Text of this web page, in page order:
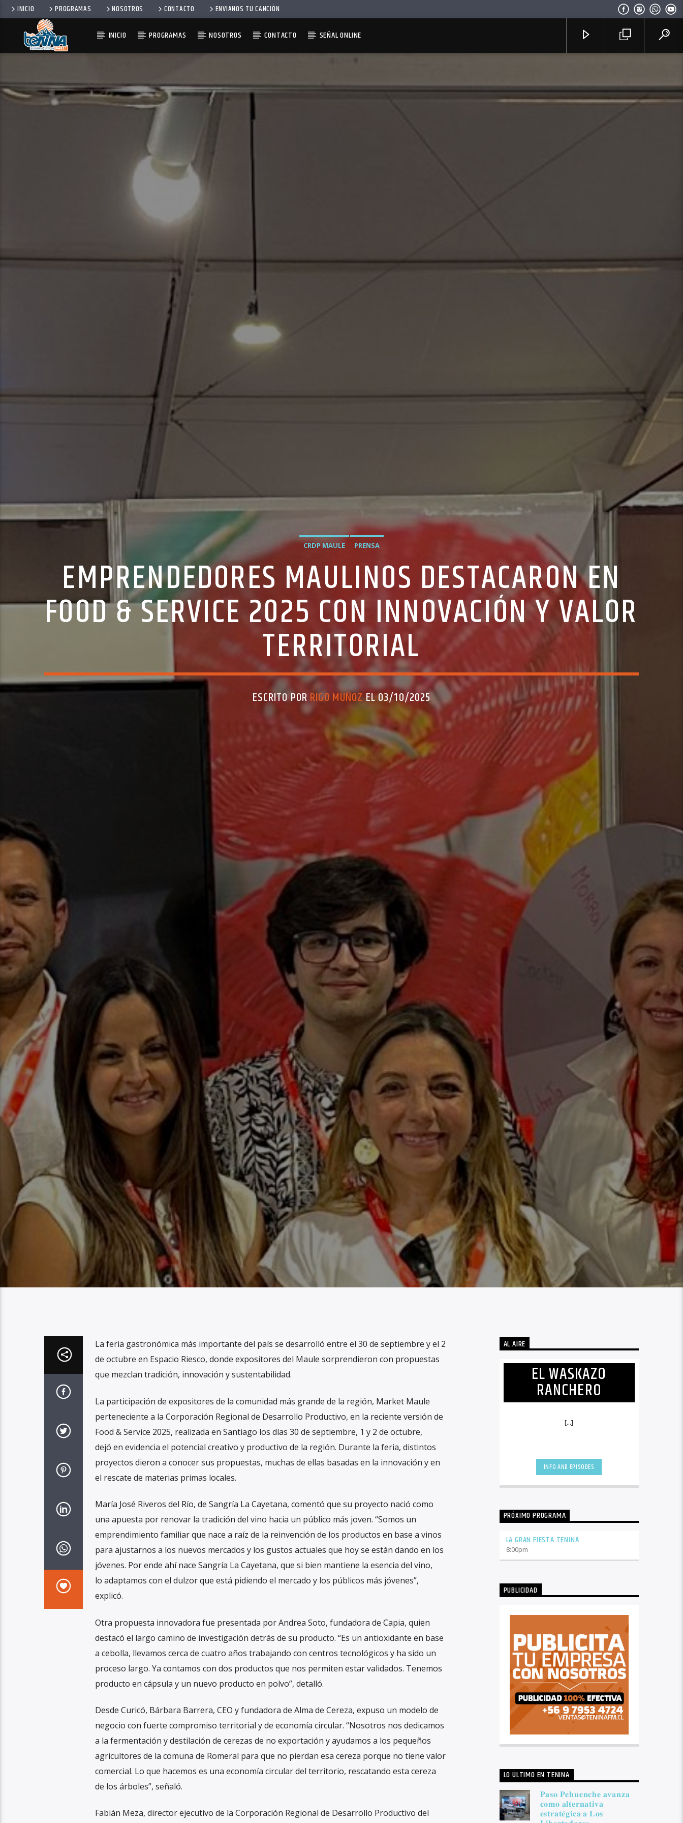
INICIO PROGRAMAS NOSOTROS CONTACTO ENVIANOS TU CANCIÓN
INICIO PROGRAMAS NOSOTROS CONTACTO SEÑAL ONLINE
CRDP MAULE PRENSA
EMPRENDEDORES MAULINOS DESTACARON EN
FOOD & SERVICE 2025 CON INNOVACIÓN Y VALOR
TERRITORIAL
ESCRITO POR RIGO MUÑOZEL 03/10/2025
La feria gastronómica más importante del país se desarrolló entre el 30 de septiembre y el 2
de octubre en Espacio Riesco, donde expositores del Maule sorprendieron con propuestas
que mezclan tradición, innovación y sustentabilidad.
La participación de expositores de la comunidad más grande de la región, Market Maule
perteneciente a la Corporación Regional de Desarrollo Productivo, en la reciente versión de
Food & Service 2025, realizada en Santiago los días 30 de septiembre, 1 y 2 de octubre,
dejó en evidencia el potencial creativo y productivo de la región. Durante la feria, distintos
proyectos dieron a conocer sus propuestas, muchas de ellas basadas en la innovación y en
el rescate de materias primas locales.
María José Riveros del Río, de Sangría La Cayetana, comentó que su proyecto nació como
una apuesta por renovar la tradición del vino hacia un público más joven. “Somos un
emprendimiento familiar que nace a raíz de la reinvención de los productos en base a vinos
para ajustarnos a los nuevos mercados y los gustos actuales que hoy se están dando en los
jóvenes. Por ende ahí nace Sangría La Cayetana, que si bien mantiene la esencia del vino,
lo adaptamos con el dulzor que está pidiendo el mercado y los públicos más jóvenes”,
explicó.
Otra propuesta innovadora fue presentada por Andrea Soto, fundadora de Capia, quien
destacó el largo camino de investigación detrás de su producto. “Es un antioxidante en base
a cebolla, llevamos cerca de cuatro años trabajando con centros tecnológicos y ha sido un
proceso largo. Ya contamos con dos productos que nos permiten estar validados. Tenemos
producto en cápsula y un nuevo producto en polvo”, detalló.
Desde Curicó, Bárbara Barrera, CEO y fundadora de Alma de Cereza, expuso un modelo de
negocio con fuerte compromiso territorial y de economía circular. “Nosotros nos dedicamos
a la fermentación y destilación de cerezas de no exportación y ayudamos a los pequeños
agricultores de la comuna de Romeral para que no pierdan esa cereza porque no tiene valor
comercial. Lo que hacemos es una economía circular del territorio, rescatando esta cereza
de los árboles”, señaló.
Fabián Meza, director ejecutivo de la Corporación Regional de Desarrollo Productivo del
AL AIRE
EL WASKAZO
RANCHERO
[...]
INFO AND EPISODES
PRÓXIMO PROGRAMA
LA GRAN FIESTA TENINA
8:00pm
PUBLICIDAD
LO ÚLTIMO EN TENINA
𝐏𝐚𝐬𝐨 𝐏𝐞𝐡𝐮𝐞𝐧𝐜𝐡𝐞 𝐚𝐯𝐚𝐧𝐳𝐚
𝐜𝐨𝐦𝐨 𝐚𝐥𝐭𝐞𝐫𝐧𝐚𝐭𝐢𝐯𝐚
𝐞𝐬𝐭𝐫𝐚𝐭𝐞́𝐠𝐢𝐜𝐚 𝐚 𝐋𝐨𝐬